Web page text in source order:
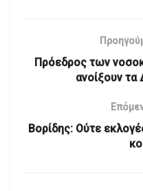
Πρόεδρος των
ανοίξουν τα
Βορίδης: Ούτε